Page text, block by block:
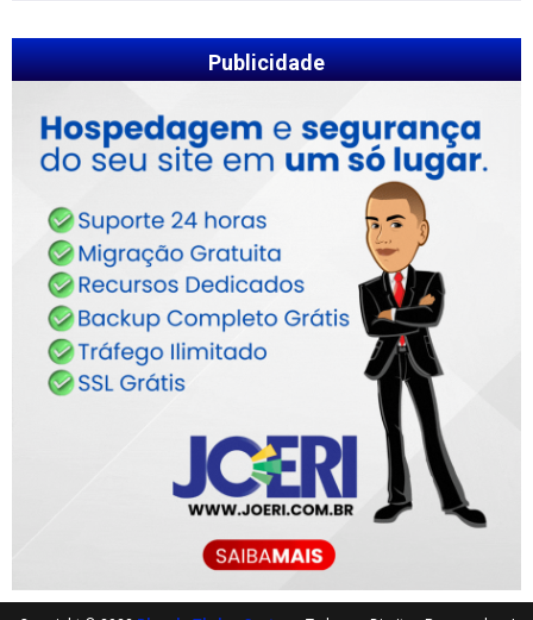
Publicidade